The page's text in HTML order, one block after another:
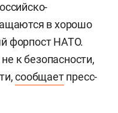
в хорошо
форпост НАТО.
к безопасности,
сообщаетпресс-